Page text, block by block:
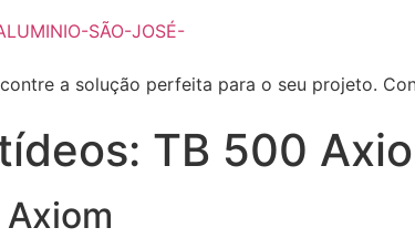
a solução perfeita para o seu projeto.
TB 500